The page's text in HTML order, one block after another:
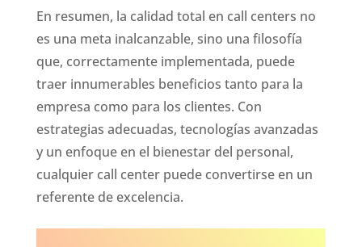
En resumen, la calidad total en call centers no
es una meta inalcanzable, sino una filosofía
que, correctamente implementada, puede
traer innumerables beneficios tanto para la
empresa como para los clientes. Con
estrategias adecuadas, tecnologías avanzadas
y un enfoque en el bienestar del personal,
cualquier call center puede convertirse en un
referente de excelencia.